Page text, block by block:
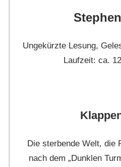
Ungekürzte Lesung,
Laufzeit: ca.
Die sterbende Welt, die
nach dem „Dunklen